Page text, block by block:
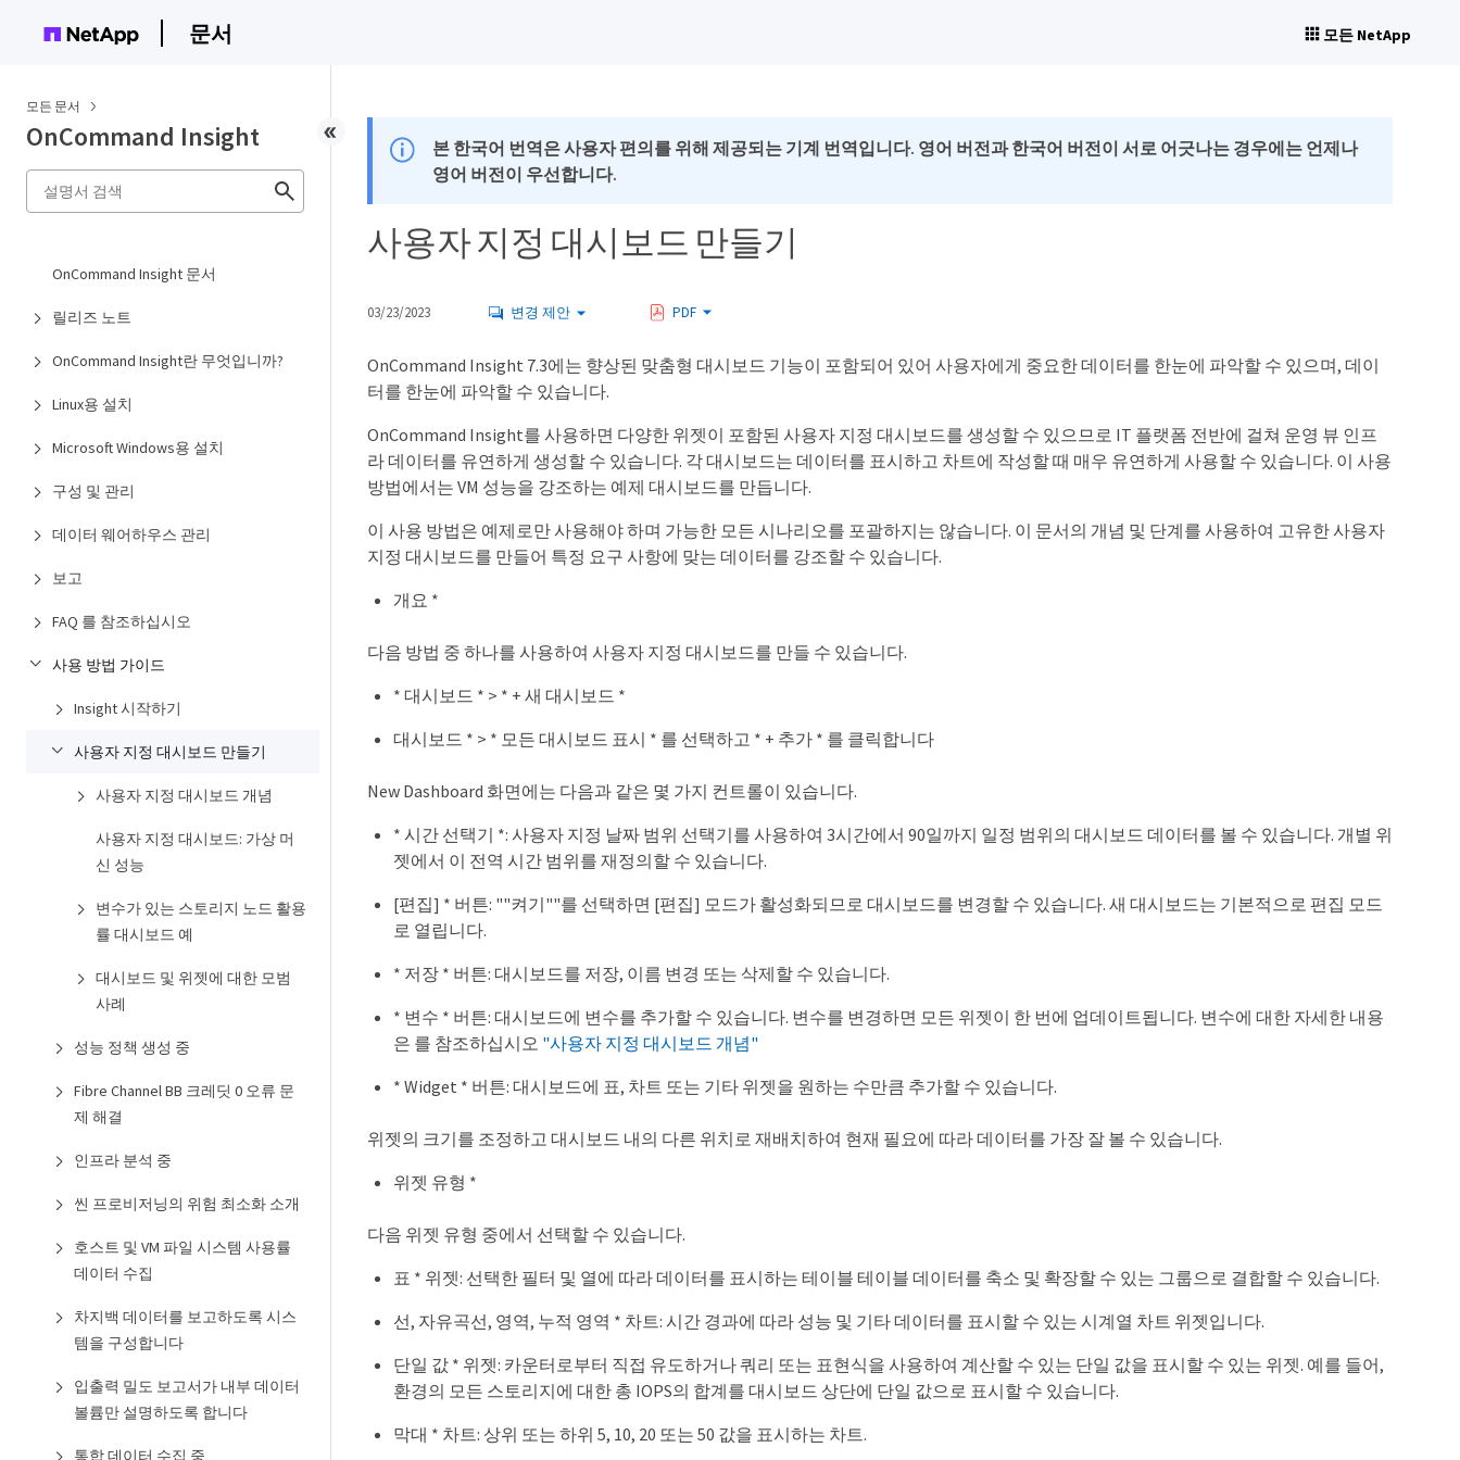
문서 모든 NetApp
모든 문서
OnCommand Insight
OnCommand Insight 문서
릴리즈 노트
OnCommand Insight란 무엇입니까?
Linux용 설치
Microsoft Windows용 설치
구성 및 관리
데이터 웨어하우스 관리
보고
FAQ 를 참조하십시오
사용 방법 가이드
Insight 시작하기
사용자 지정 대시보드 만들기
사용자 지정 대시보드 개념
사용자 지정 대시보드: 가상 머
신 성능
변수가 있는 스토리지 노드 활용
률 대시보드 예
대시보드 및 위젯에 대한 모범
사례
성능 정책 생성 중
Fibre Channel BB 크레딧 0 오류 문
제 해결
인프라 분석 중
씬 프로비저닝의 위험 최소화 소개
호스트 및 VM 파일 시스템 사용률
데이터 수집
차지백 데이터를 보고하도록 시스
템을 구성합니다
입출력 밀도 보고서가 내부 데이터
볼륨만 설명하도록 합니다
통합 데이터 수집 중
본 한국어 번역은 사용자 편의를 위해 제공되는 기계 번역입니다. 영어 버전과 한국어 버전이 서로 어긋나는 경우에는 언제나
영어 버전이 우선합니다.
사용자 지정 대시보드 만들기
03/23/2023 변경 제안 PDF
OnCommand Insight 7.3에는 향상된 맞춤형 대시보드 기능이 포함되어 있어 사용자에게 중요한 데이터를 한눈에 파악할 수 있으며, 데이
터를 한눈에 파악할 수 있습니다.
OnCommand Insight를 사용하면 다양한 위젯이 포함된 사용자 지정 대시보드를 생성할 수 있으므로 IT 플랫폼 전반에 걸쳐 운영 뷰 인프
라 데이터를 유연하게 생성할 수 있습니다. 각 대시보드는 데이터를 표시하고 차트에 작성할 때 매우 유연하게 사용할 수 있습니다. 이 사용
방법에서는 VM 성능을 강조하는 예제 대시보드를 만듭니다.
이 사용 방법은 예제로만 사용해야 하며 가능한 모든 시나리오를 포괄하지는 않습니다. 이 문서의 개념 및 단계를 사용하여 고유한 사용자
지정 대시보드를 만들어 특정 요구 사항에 맞는 데이터를 강조할 수 있습니다.
개요 *
다음 방법 중 하나를 사용하여 사용자 지정 대시보드를 만들 수 있습니다.
* 대시보드 * > * + 새 대시보드 *
대시보드 * > * 모든 대시보드 표시 * 를 선택하고 * + 추가 * 를 클릭합니다
New Dashboard 화면에는 다음과 같은 몇 가지 컨트롤이 있습니다.
* 시간 선택기 *: 사용자 지정 날짜 범위 선택기를 사용하여 3시간에서 90일까지 일정 범위의 대시보드 데이터를 볼 수 있습니다. 개별 위
젯에서 이 전역 시간 범위를 재정의할 수 있습니다.
[편집] * 버튼: ""켜기""를 선택하면 [편집] 모드가 활성화되므로 대시보드를 변경할 수 있습니다. 새 대시보드는 기본적으로 편집 모드
로 열립니다.
* 저장 * 버튼: 대시보드를 저장, 이름 변경 또는 삭제할 수 있습니다.
* 변수 * 버튼: 대시보드에 변수를 추가할 수 있습니다. 변수를 변경하면 모든 위젯이 한 번에 업데이트됩니다. 변수에 대한 자세한 내용
은 를 참조하십시오 "사용자 지정 대시보드 개념"
* Widget * 버튼: 대시보드에 표, 차트 또는 기타 위젯을 원하는 수만큼 추가할 수 있습니다.
위젯의 크기를 조정하고 대시보드 내의 다른 위치로 재배치하여 현재 필요에 따라 데이터를 가장 잘 볼 수 있습니다.
위젯 유형 *
다음 위젯 유형 중에서 선택할 수 있습니다.
표 * 위젯: 선택한 필터 및 열에 따라 데이터를 표시하는 테이블 테이블 데이터를 축소 및 확장할 수 있는 그룹으로 결합할 수 있습니다.
선, 자유곡선, 영역, 누적 영역 * 차트: 시간 경과에 따라 성능 및 기타 데이터를 표시할 수 있는 시계열 차트 위젯입니다.
단일 값 * 위젯: 카운터로부터 직접 유도하거나 쿼리 또는 표현식을 사용하여 계산할 수 있는 단일 값을 표시할 수 있는 위젯. 예를 들어,
환경의 모든 스토리지에 대한 총 IOPS의 합계를 대시보드 상단에 단일 값으로 표시할 수 있습니다.
막대 * 차트: 상위 또는 하위 5, 10, 20 또는 50 값을 표시하는 차트.